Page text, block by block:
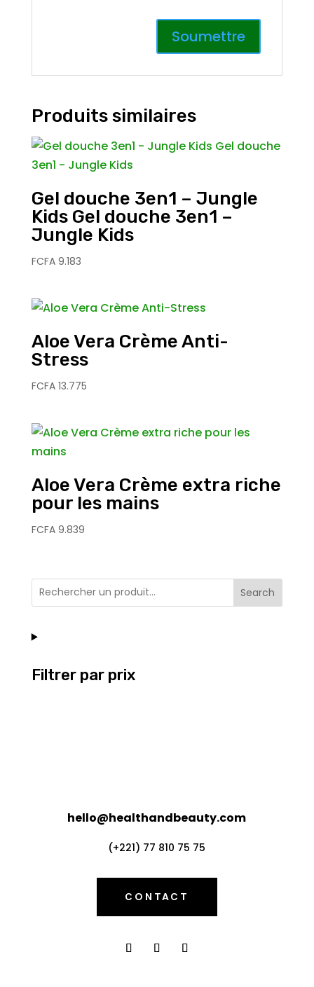
Produits similaires
Gel douche 3en1 – Jungle
Kids Gel douche 3en1 –
Jungle Kids
FCFA9.183
Aloe Vera Crème Anti-
Stress
FCFA13.775
Aloe Vera Crème extra riche
pour les mains
FCFA9.839
Search
Filtrer par prix
hello@healthandbeauty.com
(+221) 77 810 75 75
CONTACT